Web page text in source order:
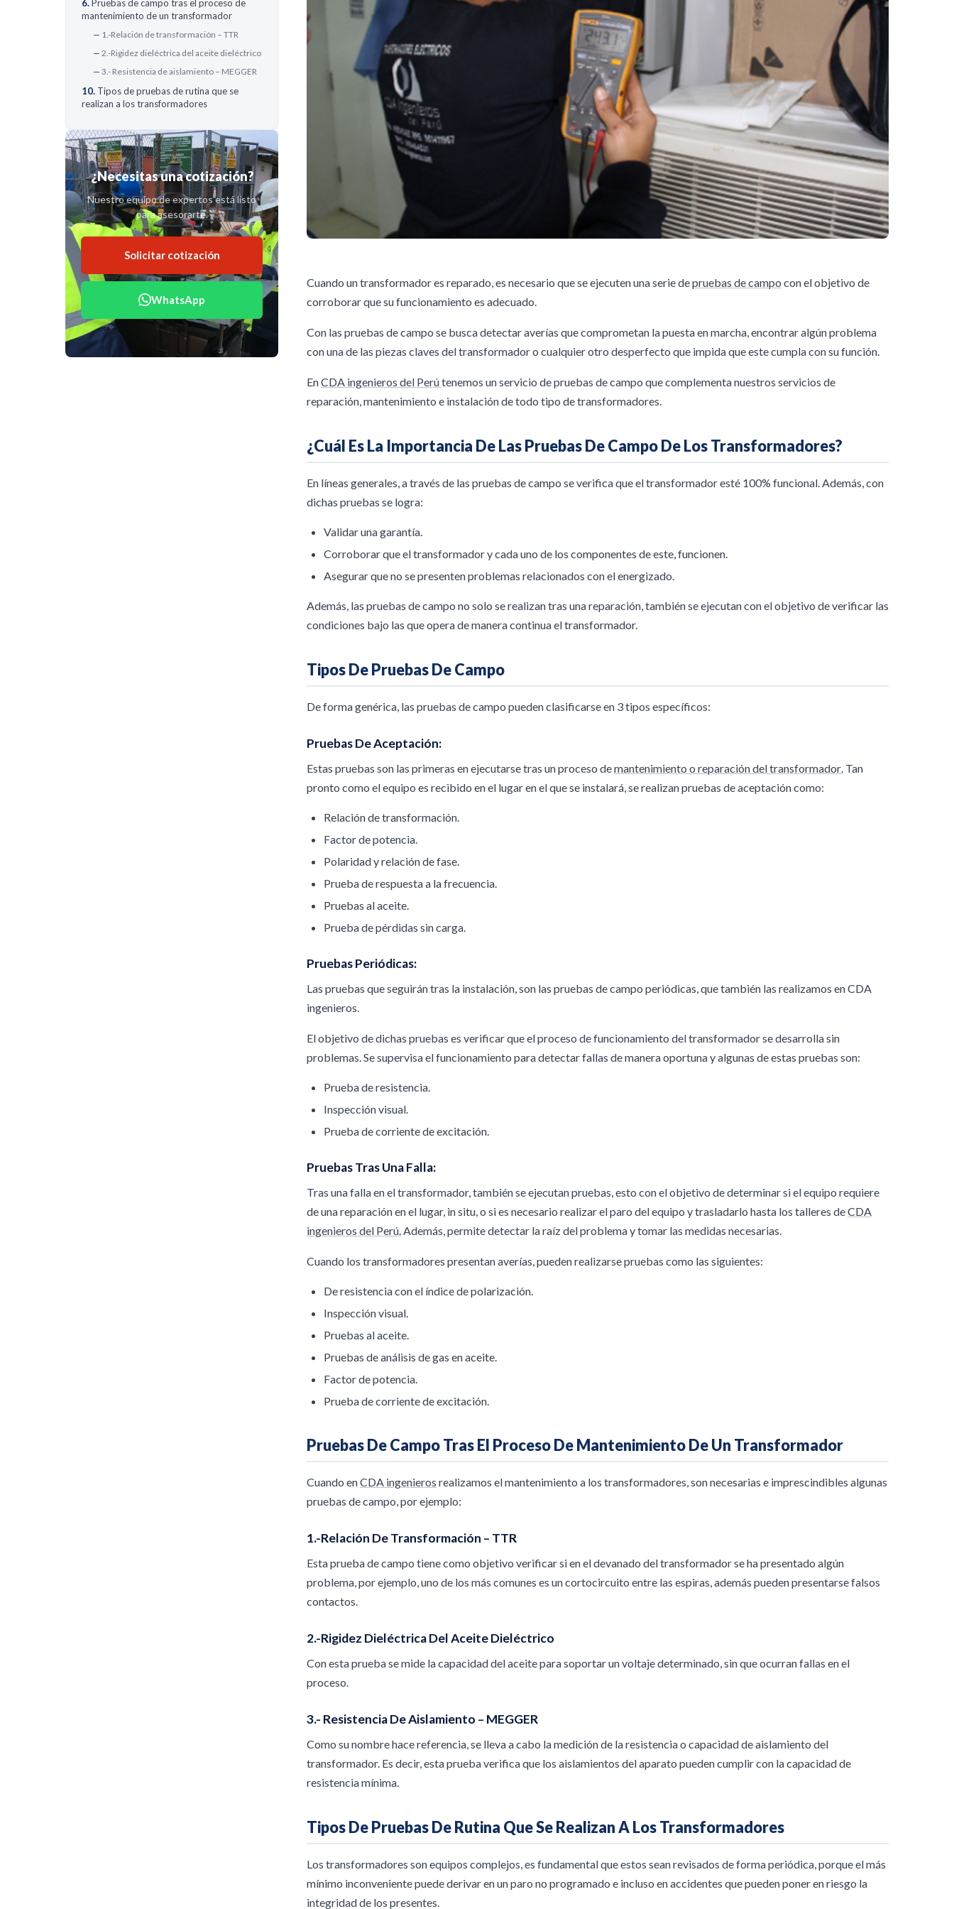
Pruebas de campo tras el proceso de
mantenimiento de un transformador
1.-Relación de transformación – TTR
2.-Rigidez dieléctrica del aceite dieléctrico
3.- Resistencia de aislamiento – MEGGER
Tipos de pruebas de rutina que se
realizan a los transformadores
¿Necesitas una cotización?
Nuestro equipo de expertos está listo
para asesorarte.
Solicitar cotización
WhatsApp
Cuando un transformador es reparado, es necesario que se ejecuten una serie depruebas de campo con el objetivo de
corroborar que su funcionamiento es adecuado.
Con las pruebas de campo se busca detectar averías que comprometan la puesta en marcha, encontrar algún problema
con una de las piezas claves del transformador o cualquier otro desperfecto que impida que este cumpla con su función.
EnCDA ingenieros del Perútenemos un servicio de pruebas de campo que complementa nuestros servicios de
reparación, mantenimiento e instalación de todo tipo de transformadores.
¿Cuál Es La Importancia De Las Pruebas De Campo De Los Transformadores?
En líneas generales, a través de las pruebas de campo se verifica que el transformador esté 100% funcional. Además, con
dichas pruebas se logra:
Validar una garantía.
Corroborar que el transformador y cada uno de los componentes de este, funcionen.
Asegurar que no se presenten problemas relacionados con el energizado.
Además, las pruebas de campo no solo se realizan tras una reparación, también se ejecutan con el objetivo de verificar las
condiciones bajo las que opera de manera continua el transformador.
Tipos De Pruebas De Campo
De forma genérica, las pruebas de campo pueden clasificarse en 3 tipos específicos:
Pruebas De Aceptación:
Estas pruebas son las primeras en ejecutarse tras un proceso demantenimiento o reparación del transformador. Tan
pronto como el equipo es recibido en el lugar en el que se instalará, se realizan pruebas de aceptación como:
Relación de transformación.
Factor de potencia.
Polaridad y relación de fase.
Prueba de respuesta a la frecuencia.
Pruebas al aceite.
Prueba de pérdidas sin carga.
Pruebas Periódicas:
Las pruebas que seguirán tras la instalación, son las pruebas de campo periódicas, que también las realizamos enCDA
ingenieros.
El objetivo de dichas pruebas es verificar que el proceso de funcionamiento del transformador se desarrolla sin
problemas. Se supervisa el funcionamiento para detectar fallas de manera oportuna y algunas de estas pruebas son:
Prueba de resistencia.
Inspección visual.
Prueba de corriente de excitación.
Pruebas Tras Una Falla:
Tras una falla en el transformador, también se ejecutan pruebas, esto con el objetivo de determinar si el equipo requiere
de una reparación en el lugar, in situ, o si es necesario realizar el paro del equipo y trasladarlo hasta los talleres deCDA
ingenieros del Perú.Además, permite detectar la raíz del problema y tomar las medidas necesarias.
Cuando los transformadores presentan averías, pueden realizarse pruebas como las siguientes:
De resistencia con el índice de polarización.
Inspección visual.
Pruebas al aceite.
Pruebas de análisis de gas en aceite.
Factor de potencia.
Prueba de corriente de excitación.
Pruebas De Campo Tras El Proceso De Mantenimiento De Un Transformador
Cuando enCDA ingenieros realizamos el mantenimiento a los transformadores, son necesarias e imprescindibles algunas
pruebas de campo, por ejemplo:
1.-Relación De Transformación – TTR
Esta prueba de campo tiene como objetivo verificar si en el devanado del transformador se ha presentado algún
problema, por ejemplo, uno de los más comunes es un cortocircuito entre las espiras, además pueden presentarse falsos
contactos.
2.-Rigidez Dieléctrica Del Aceite Dieléctrico
Con esta prueba se mide la capacidad del aceite para soportar un voltaje determinado, sin que ocurran fallas en el
proceso.
3.- Resistencia De Aislamiento – MEGGER
Como su nombre hace referencia, se lleva a cabo la medición de la resistencia o capacidad de aislamiento del
transformador. Es decir, esta prueba verifica que los aislamientos del aparato pueden cumplir con la capacidad de
resistencia mínima.
Tipos De Pruebas De Rutina Que Se Realizan A Los Transformadores
Los transformadores son equipos complejos, es fundamental que estos sean revisados de forma periódica, porque el más
mínimo inconveniente puede derivar en un paro no programado e incluso en accidentes que pueden poner en riesgo la
integridad de los presentes.